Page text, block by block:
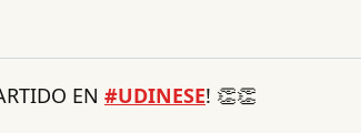
EN #UDINESE! 👏👏